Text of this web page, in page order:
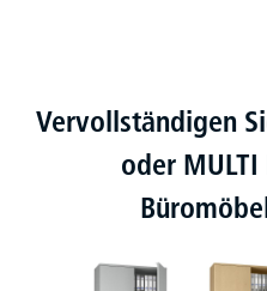
Produktgalerie überspringen
Vervollständigen
oder MULTI